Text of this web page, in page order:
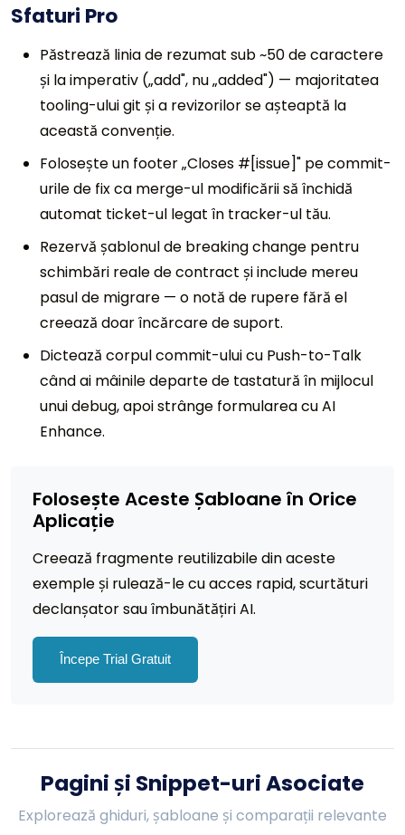
Sfaturi Pro
Păstrează linia de rezumat sub ~50 de caractere
și la imperativ („add", nu „added") — majoritatea
tooling-ului git și a revizorilor se așteaptă la
această convenție.
Folosește un footer „Closes #[issue]" pe commit-
urile de fix ca merge-ul modificării să închidă
automat ticket-ul legat în tracker-ul tău.
Rezervă șablonul de breaking change pentru
schimbări reale de contract și include mereu
pasul de migrare — o notă de rupere fără el
creează doar încărcare de suport.
Dictează corpul commit-ului cu Push-to-Talk
când ai mâinile departe de tastatură în mijlocul
unui debug, apoi strânge formularea cu AI
Enhance.
Folosește Aceste Șabloane în Orice
Aplicație
Creează fragmente reutilizabile din aceste
exemple și rulează-le cu acces rapid, scurtături
declanșator sau îmbunătățiri AI.
Începe Trial Gratuit
Pagini și Snippet-uri Asociate
Explorează ghiduri, șabloane și comparații relevante